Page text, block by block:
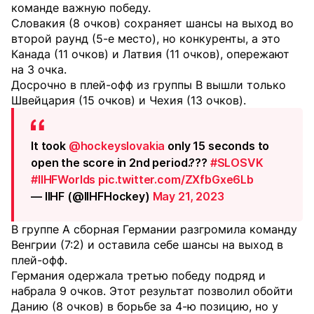
команде важную победу.
Словакия (8 очков) сохраняет шансы на выход во
второй раунд (5-е место), но конкуренты, а это
Канада (11 очков) и Латвия (11 очков), опережают
на 3 очка.
Досрочно в плей-офф из группы В вышли только
Швейцария (15 очков) и Чехия (13 очков).
It took @hockeyslovakia only 15 seconds to
open the score in 2nd period.??? #SLOSVK
#IIHFWorlds pic.twitter.com/ZXfbGxe6Lb
— IIHF (@IIHFHockey) May 21, 2023
В группе А сборная Германии разгромила команду
Венгрии (7:2) и оставила себе шансы на выход в
плей-офф.
Германия одержала третью победу подряд и
набрала 9 очков. Этот результат позволил обойти
Данию (8 очков) в борьбе за 4-ю позицию, но у